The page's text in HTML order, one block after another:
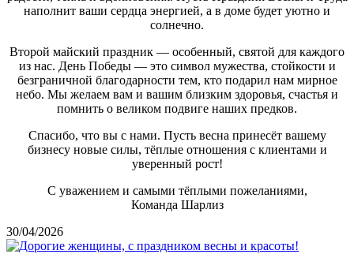
наполнит ваши сердца энергией, а в доме будет уютно и
солнечно.
Второй майский праздник — особенный, святой для каждого
из нас. День Победы — это символ мужества, стойкости и
безграничной благодарности тем, кто подарил нам мирное
небо. Мы желаем вам и вашим близким здоровья, счастья и
помнить о великом подвиге наших предков.
Спасибо, что вы с нами. Пусть весна принесёт вашему
бизнесу новые силы, тёплые отношения с клиентами и
уверенный рост!
С уважением и самыми тёплыми пожеланиями,
Команда Шарлиз
30/04/2026